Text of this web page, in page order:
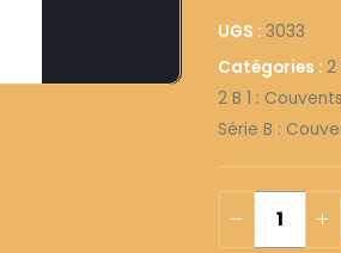
UGS : 3033
Catégories : 2
2 B 1 :
Série B :